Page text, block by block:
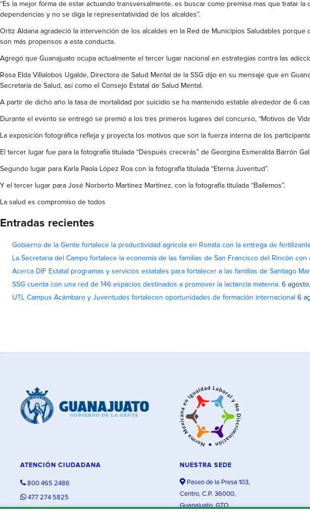
“Es la mejor forma de estar actuando transversalmente, es buscar como premisa mas que tratar
dependencias y no se diga la representatividad de los alcaldes”.
Ortiz Aldana agradeció la intervención de los alcaldes en la Red de Municipios Saludables
son más propensos a esta conducta.
Agregó que Guanajuato ocupa actualmente el tercer lugar nacional en estrategias contra las
Rosa Elda Villalobos Ugalde, Directora de Salud Mental de la SSG dijo en su mensaje que en
Secretaría de Salud, así como el Consejo Estatal de Salud Mental.
A partir de dicho año la tasa de mortalidad por suicidio se ha mantenido estable alrededor de 6
Durante el evento se entregó se premió a los tres primeros lugares del concurso, “Motivos de
La exposición fotográfica refleja y proyecta los motivos que son la fuerza interna de los
El tercer lugar fue para la fotografía titulada “Después crecerás” de Georgina Esmeralda Barrón
Segundo lugar para Karla Paola López Roa con la fotografía titulada “Eterna Juventud”.
Y el tercer lugar para José Norberto Martínez Martínez, con la fotografía titulada “Bailemos”.
La salud es compromiso de todos
Entradas recientes
Gobierno de la Gente fortalece la productividad agrícola en Romita con la entrega de
La Secretaria del Campo fortalece la economía de las familias de San Francisco del Rincón
Acerca DIF Estatal programas y servicios estatales para fortalecer a las familias de Santiago
SSG cuenta con una red de 146 espacios destinados a promover la lactancia materna. 6
UTL Campus Acámbaro y Juventudes fortalecen oportunidades de formación internacional 6
ATENCIÓN CIUDADANA
800 465 2486
477 274 5825
NUESTRA SEDE
Paseo de la Presa 103,
Centro, C.P. 36000,
Guanajuato, GTO.